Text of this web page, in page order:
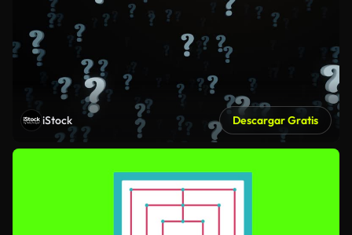
iStock Descargar Gratis